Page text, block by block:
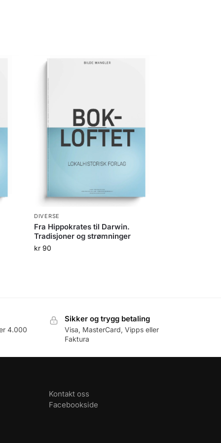
DIVERSE
Fra Hippokrates til Darwin.
Tradisjoner og strømninger
kr 90
4.000
Sikker og trygg betaling
Visa, MasterCard, Vipps eller
Faktura
Kontakt oss
Facebookside